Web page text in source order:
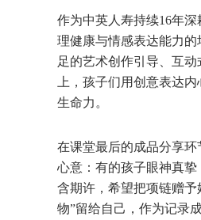
作为中英人寿持续16年
理健康与情感表达能力
足的艺术创作引导、互
上，孩子们用创意表达
生命力。
在课堂最后的成品分享
心意：有的孩子眼神真
含期许，希望把项链赠
物”留给自己，作为记录